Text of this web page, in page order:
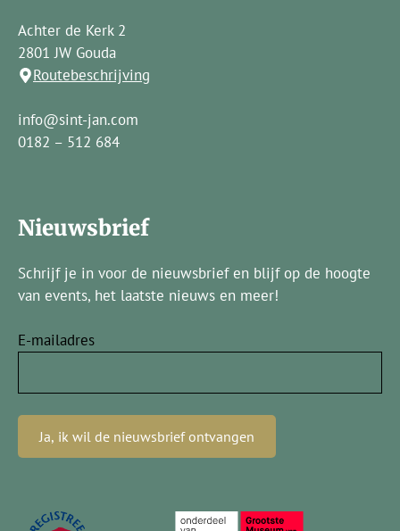
Achter de Kerk 2
2801 JW Gouda
Routebeschrijving
info@sint-jan.com
0182 – 512 684
Nieuwsbrief
Schrijf je in voor de nieuwsbrief en blijf op de hoogte
van events, het laatste nieuws en meer!
E-mailadres